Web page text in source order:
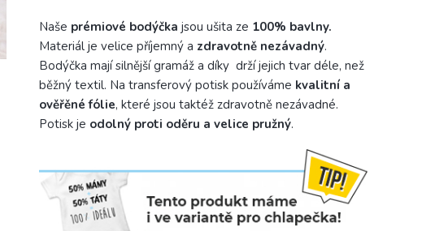
Naše prémiové bodýčka jsou ušita ze 100% bavlny.
Materiál je velice příjemný a zdravotně nezávadný.
Bodýčka mají silnější gramáž a díky drží jejich tvar déle, než
běžný textil. Na transferový potisk používáme kvalitní a
ověřěné fólie, které jsou taktéž zdravotně nezávadné.
Potisk je odolný proti oděru a velice pružný.